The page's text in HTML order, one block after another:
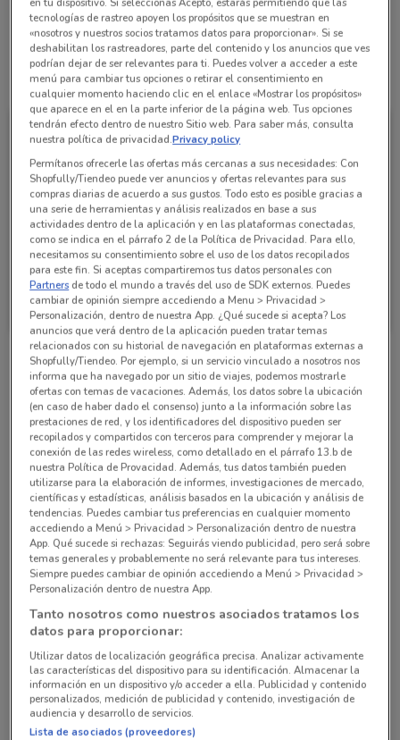
The Home Depot Atizapán de Zaragoza
Todas las ofertas de esta tienda
The Home Depot
Caduca Miércoles
Sucursales The Home Depot alrededor
Av. Central Alta TensiónCol. Alfonso XIII Álvaro
Obregón
3.4 km
ABIERTO
Eje 10 #546Col. los Reyes en Coyoacán Coyoacán
6.2 km
ABIERTO
Av. del Taller #370Col. 24 de Abril Venustiano
Carranza
6.2 km
ABIERTO
Av. Ejército Nacional Polanco, 769 Miguel Hidalgo
6.2 km
ABIERTO
tecnologías de rastreo apoyen los propósitos que se muestran en
«nosotros y nuestros socios tratamos datos para proporcionar». Si se
deshabilitan los rastreadores, parte del contenido y los anuncios que ves
podrían dejar de ser relevantes para ti. Puedes volver a acceder a este
menú para cambiar tus opciones o retirar el consentimiento en
cualquier momento haciendo clic en el enlace «Mostrar los propósitos»
que aparece en el en la parte inferior de la página web. Tus opciones
tendrán efecto dentro de nuestro Sitio web. Para saber más, consulta
nuestra política de privacidad.Privacy policy
Permítanos ofrecerle las ofertas más cercanas a sus necesidades: Con
Shopfully/Tiendeo puede ver anuncios y ofertas relevantes para sus
compras diarias de acuerdo a sus gustos. Todo esto es posible gracias a
una serie de herramientas y análisis realizados en base a sus
actividades dentro de la aplicación y en las plataformas conectadas,
como se indica en el párrafo 2 de la Política de Privacidad. Para ello,
necesitamos su consentimiento sobre el uso de los datos recopilados
para este fin. Si aceptas compartiremos tus datos personales con
Partners de todo el mundo a través del uso de SDK externos. Puedes
cambiar de opinión siempre accediendo a Menu > Privacidad >
Personalización, dentro de nuestra App. ¿Qué sucede si acepta? Los
anuncios que verá dentro de la aplicación pueden tratar temas
relacionados con su historial de navegación en plataformas externas a
Shopfully/Tiendeo. Por ejemplo, si un servicio vinculado a nosotros nos
informa que ha navegado por un sitio de viajes, podemos mostrarle
ofertas con temas de vacaciones. Además, los datos sobre la ubicación
(en caso de haber dado el consenso) junto a la información sobre las
prestaciones de red, y los identificadores del dispositivo pueden ser
recopilados y compartidos con terceros para comprender y mejorar la
conexión de las redes wireless, como detallado en el párrafo 13.b de
nuestra Política de Provacidad. Además, tus datos también pueden
utilizarse para la elaboración de informes, investigaciones de mercado,
científicas y estadísticas, análisis basados en la ubicación y análisis de
tendencias. Puedes cambiar tus preferencias en cualquier momento
accediendo a Menú > Privacidad > Personalización dentro de nuestra
App. Qué sucede si rechazas: Seguirás viendo publicidad, pero será sobre
temas generales y probablemente no será relevante para tus intereses.
Siempre puedes cambiar de opinión accediendo a Menú > Privacidad >
Personalización dentro de nuestra App.
Tanto nosotros como nuestros asociados tratamos los
datos para proporcionar:
Utilizar datos de localización geográfica precisa. Analizar activamente
las características del dispositivo para su identificación. Almacenar la
información en un dispositivo y/o acceder a ella. Publicidad y contenido
personalizados, medición de publicidad y contenido, investigación de
audiencia y desarrollo de servicios.
Lista de asociados (proveedores)